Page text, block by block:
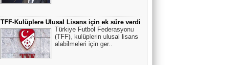
TFF-Kulüplere Ulusal Lisans için ek süre verdi
Türkiye Futbol Federasyonu
(TFF), kulüplerin ulusal lisans
alabilmeleri için ger..